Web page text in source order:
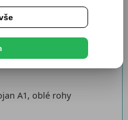
A1, oblé rohy